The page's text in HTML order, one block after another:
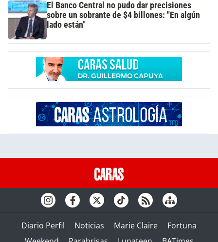
El Banco Central no pudo dar precisiones
sobre un sobrante de $4 billones: "En algún
lado están"
Diario Perfil Noticias Marie Claire
Fortuna